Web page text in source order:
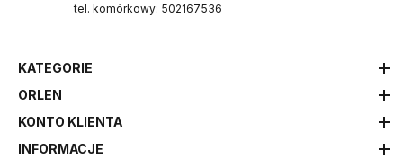
tel. komórkowy: 502167536
KATEGORIE
ORLEN
KONTO KLIENTA
INFORMACJE